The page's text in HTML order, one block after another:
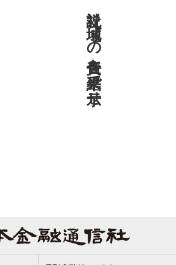
社説 地域への責任を結果で示せ